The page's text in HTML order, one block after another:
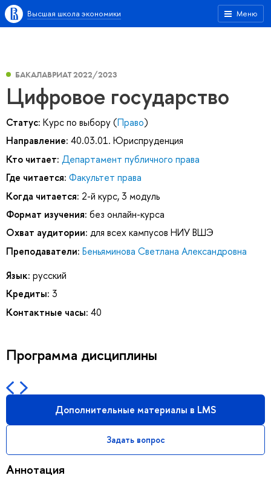
Меню
Высшая школа экономики
БАКАЛАВРИАТ 2022/2023
Цифровое государство
Статус: Курс по выбору (Право)
Направление: 40.03.01. Юриспруденция
Кто читает: Департамент публичного права
Где читается: Факультет права
Когда читается: 2-й курс, 3 модуль
Формат изучения: без онлайн-курса
Охват аудитории: для всех кампусов НИУ ВШЭ
Преподаватели: Беньяминова Светлана Александровна
Язык: русский
Кредиты: 3
Контактные часы: 40
Программа дисциплины
Дополнительные материалы в LMS
Задать вопрос
Аннотация